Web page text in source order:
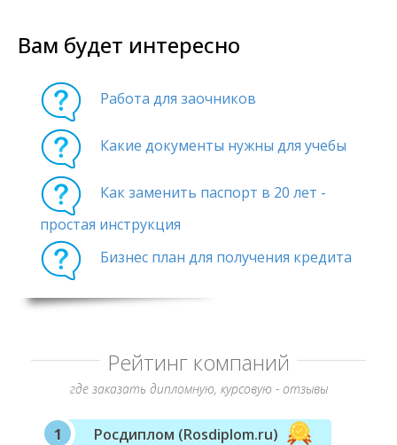
Вам будет интересно
Работа для заочников
Какие документы нужны для учебы
Как заменить паспорт в 20 лет -
простая инструкция
Бизнес план для получения кредита
Рейтинг компаний
где заказать дипломную, курсовую - отзывы
Росдиплом (Rosdiplom.ru)